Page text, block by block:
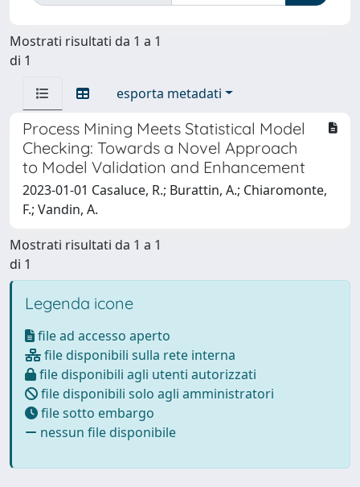
Mostrati risultati da 1 a 1
di 1
esporta metadati
Process Mining Meets Statistical Model
Checking: Towards a Novel Approach
to Model Validation and Enhancement
2023-01-01 Casaluce, R.; Burattin, A.; Chiaromonte,
F.; Vandin, A.
Mostrati risultati da 1 a 1
di 1
Legenda icone
file ad accesso aperto
file disponibili sulla rete interna
file disponibili agli utenti autorizzati
file disponibili solo agli amministratori
file sotto embargo
nessun file disponibile